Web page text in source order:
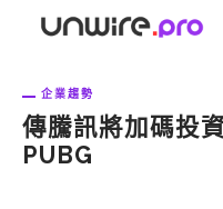
企業趨勢
傳騰訊將加碼投
PUBG